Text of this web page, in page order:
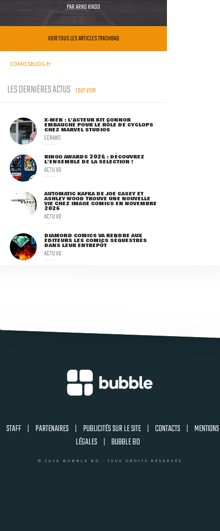
PARARNO KIKOO
VOIR TOUS LES ARTICLES TRASHBAG
COMICSBLOG.fr
LES DERNIÈRES ACTUS TOUT VOIR
X-MEN : L'ACTEUR KIT CONNOR
EMBAUCHÉ POUR LE RÔLE DE CYCLOPS
CHEZ MARVEL STUDIOS
ECRANS
RINGO AWARDS 2026 : DÉCOUVREZ
L'ENSEMBLE DE LA SÉLECTION !
ACTU VO
AUTOMATIC KAFKA DE JOE CASEY ET
ASHLEY WOOD TROUVE UNE NOUVELLE
VIE CHEZ IMAGE COMICS EN NOVEMBRE
2026
ACTU VO
DIAMOND COMICS VA RENDRE AUX
ÉDITEURS LES COMICS SÉQUESTRÉS
DANS LEUR ENTREPÔT
ACTU VO
STAFF | PARTENAIRES | PUBLICITÉS SUR LE SITE | CONTACTS | MENTIONS
LÉGALES | BUBBLE BD
© 2026 BUBBLE BD - TOUS DROITS RÉSERVÉS